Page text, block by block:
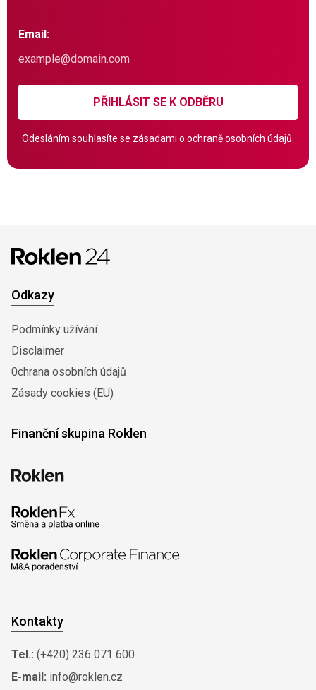
Email:
PŘIHLÁSIT SE K ODBĚRU
Odesláním souhlasíte se zásadami o ochraně osobních údajů.
Odkazy
Podmínky užívání
Disclaimer
0chrana osobních údajů
Zásady cookies (EU)
Finanční skupina Roklen
Kontakty
Tel.: (+420) 236 071 600
E-mail: info@roklen.cz